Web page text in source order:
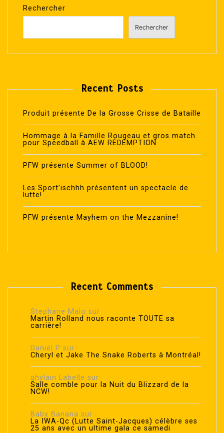
Rechercher
Rechercher
Recent Posts
Produit présente De la Grosse Crisse de Bataille
Hommage à la Famille Rougeau et gros match
pour Speedball à AEW RÉDEMPTION
PFW présente Summer of BLOOD!
Les Sport’ischhh présentent un spectacle de
lutte!
PFW présente Mayhem on the Mezzanine!
Recent Comments
Stephane Malo sur
Martin Rolland nous raconte TOUTE sa
carrière!
Daniel P sur
Cheryl et Jake The Snake Roberts à Montréal!
ghylain Labelle sur
Salle comble pour la Nuit du Blizzard de la
NCW!
Baby Banana sur
La IWA-Qc (Lutte Saint-Jacques) célèbre ses
25 ans avec un ultime gala ce samedi